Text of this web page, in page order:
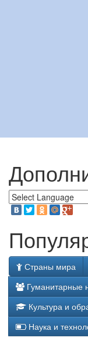
Страны мира
Гуманитарные
Культура и
Наука и